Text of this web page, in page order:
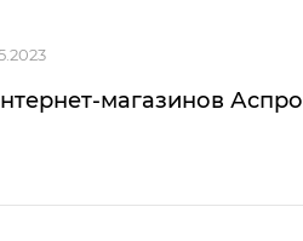
магазинов Аспро